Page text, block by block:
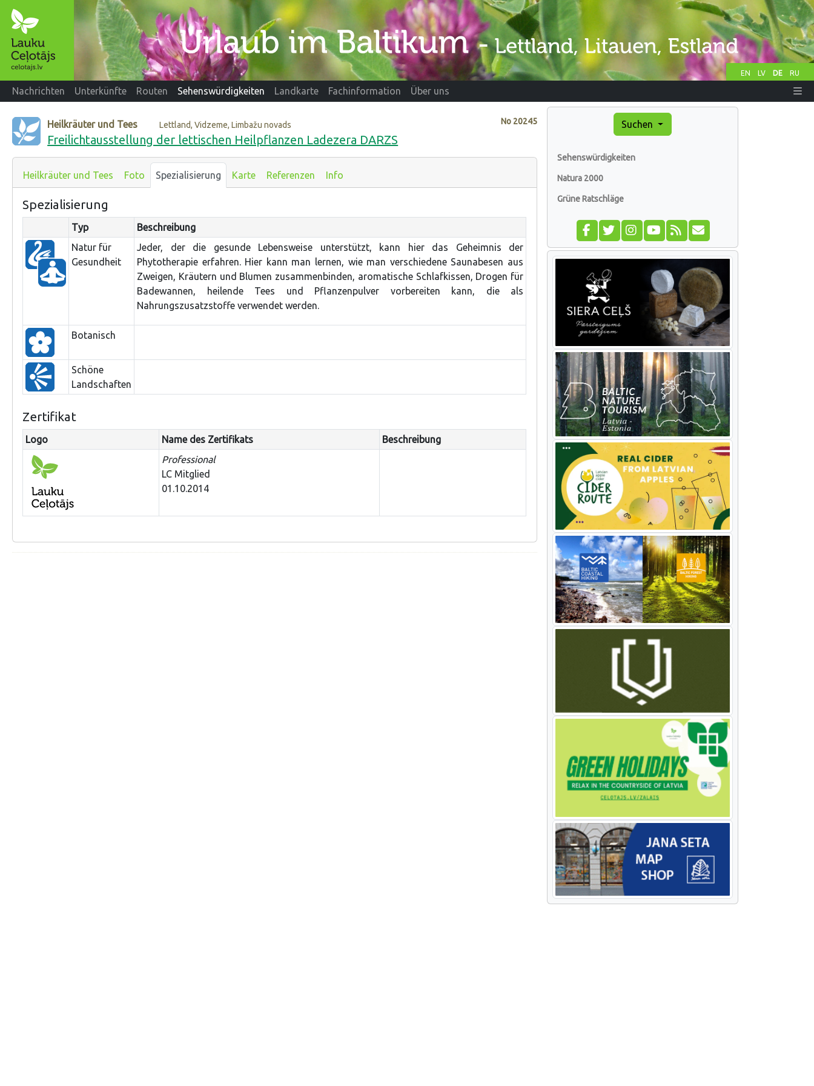
EN LV DE RU
Nachrichten Unterkünfte Routen Sehenswürdigkeiten Landkarte Fachinformation Über uns
No 20245
Heilkräuter und Tees Lettland, Vidzeme, Limbažu novads
Freilichtausstellung der lettischen Heilpflanzen Ladezera DARZS
Heilkräuter und Tees Foto Spezialisierung Karte Referenzen Info
Spezialisierung
Typ
Beschreibung
Natur für
Gesundheit
Jeder, der die gesunde Lebensweise unterstützt, kann hier das Geheimnis der
Phytotherapie erfahren. Hier kann man lernen, wie man verschiedene Saunabesen aus
Zweigen, Kräutern und Blumen zusammenbinden, aromatische Schlafkissen, Drogen für
Badewannen, heilende Tees und Pflanzenpulver vorbereiten kann, die als
Nahrungszusatzstoffe verwendet werden.
Botanisch
Schöne
Landschaften
Zertifikat
Logo Name des Zertifikats
Beschreibung
Professional
LC Mitglied
01.10.2014
Suchen
Sehenswürdigkeiten
Natura 2000
Grüne Ratschläge